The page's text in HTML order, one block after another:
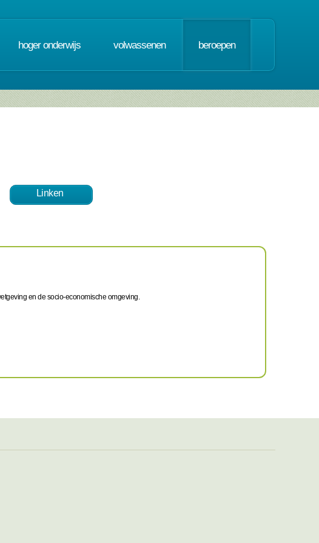
hoger onderwijs volwassenen beroepen
Linken
en de socio-economische omgeving.